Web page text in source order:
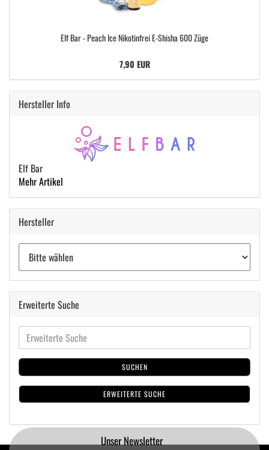
Elf Bar - Peach Ice Nikotinfrei E-Shisha 600 Züge
7,90 EUR
Hersteller Info
Elf Bar
Mehr Artikel
Hersteller
Erweiterte Suche
SUCHEN
ERWEITERTE SUCHE
Unser Newsletter